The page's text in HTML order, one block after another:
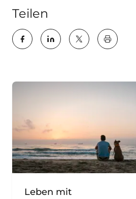
Teilen
Leben mit